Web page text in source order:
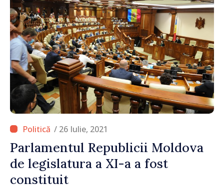
/ 26 Iulie, 2021
Parlamentul Republicii Moldova
de legislatura a XI-a a fost
constituit